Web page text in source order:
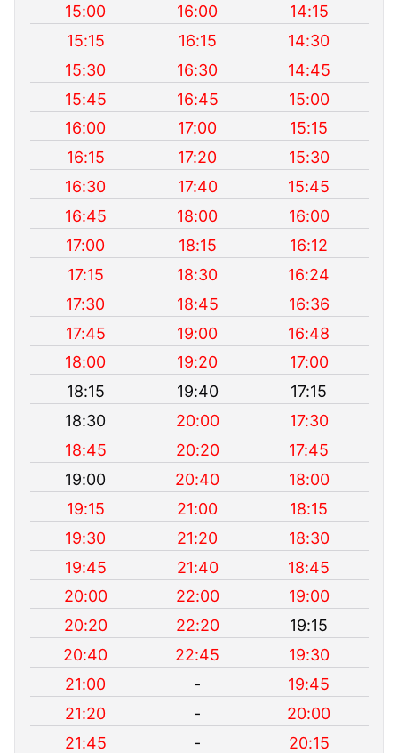
15:00
16:00
14:15
15:15
16:15
14:30
15:30
16:30
14:45
15:45
16:45
15:00
16:00
17:00
15:15
16:15
17:20
15:30
16:30
17:40
15:45
16:45
18:00
16:00
17:00
18:15
16:12
17:15
18:30
16:24
17:30
18:45
16:36
17:45
19:00
16:48
18:00
19:20
17:00
18:15
19:40
17:15
18:30
20:00
17:30
18:45
20:20
17:45
19:00
20:40
18:00
19:15
21:00
18:15
19:30
21:20
18:30
19:45
21:40
18:45
20:00
22:00
19:00
20:20
22:20
19:15
20:40
22:45
19:30
21:00
-
19:45
21:20
-
20:00
21:45
-
20:15